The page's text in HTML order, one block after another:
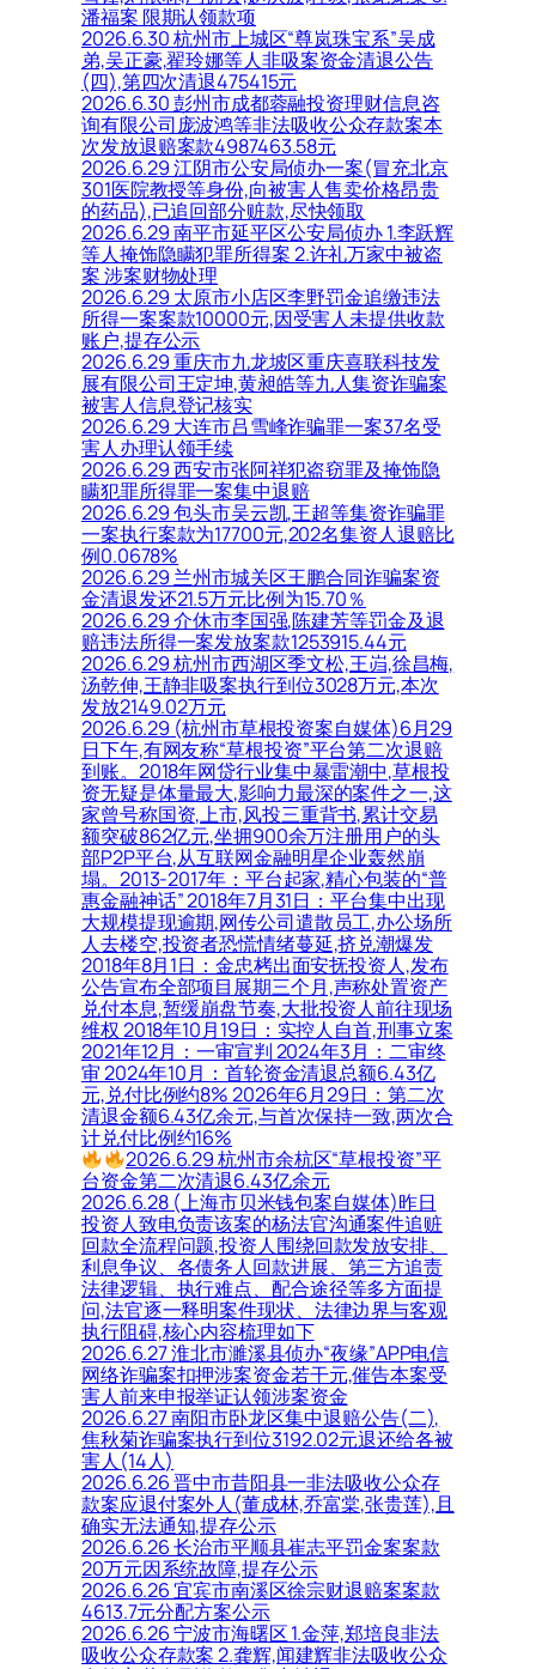
潘福案 限期认领款项
2026.6.30 杭州市上城区“尊岚珠宝系”吴成
弟,吴正豪,翟玲娜等人非吸案资金清退公告
(四),第四次清退475415元
2026.6.30 彭州市成都蓉融投资理财信息咨
询有限公司庞波鸿等非法吸收公众存款案本
次发放退赔案款4987463.58元
2026.6.29 江阴市公安局侦办一案(冒充北京
301医院教授等身份,向被害人售卖价格昂贵
的药品),已追回部分赃款,尽快领取
2026.6.29 南平市延平区公安局侦办 1.李跃辉
等人掩饰隐瞒犯罪所得案 2.许礼万家中被盗
案 涉案财物处理
2026.6.29 太原市小店区李野罚金追缴违法
所得一案案款10000元,因受害人未提供收款
账户,提存公示
2026.6.29 重庆市九龙坡区重庆喜联科技发
展有限公司王定坤,黄昶皓等九人集资诈骗案
被害人信息登记核实
2026.6.29 大连市吕雪峰诈骗罪一案37名受
害人办理认领手续
2026.6.29 西安市张阿祥犯盗窃罪及掩饰隐
瞒犯罪所得罪一案集中退赔
2026.6.29 包头市吴云凯,王超等集资诈骗罪
一案执行案款为17700元,202名集资人退赔比
例0.0678%
2026.6.29 兰州市城关区王鹏合同诈骗案资
金清退发还21.5万元比例为15.70％
2026.6.29 介休市李国强,陈建芳等罚金及退
赔违法所得一案发放案款1253915.44元
2026.6.29 杭州市西湖区季文松,王岿,徐昌梅,
汤乾伸,王静非吸案执行到位3028万元,本次
发放2149.02万元
2026.6.29 (杭州市草根投资案自媒体)6月29
日下午,有网友称“草根投资”平台第二次退赔
到账。2018年网贷行业集中暴雷潮中,草根投
资无疑是体量最大,影响力最深的案件之一,这
家曾号称国资,上市,风投三重背书,累计交易
额突破862亿元,坐拥900余万注册用户的头
部P2P平台,从互联网金融明星企业轰然崩
塌。2013-2017年：平台起家,精心包装的“普
惠金融神话” 2018年7月31日：平台集中出现
大规模提现逾期,网传公司遣散员工,办公场所
人去楼空,投资者恐慌情绪蔓延,挤兑潮爆发
2018年8月1日：金忠栲出面安抚投资人,发布
公告宣布全部项目展期三个月,声称处置资产
兑付本息,暂缓崩盘节奏,大批投资人前往现场
维权 2018年10月19日：实控人自首,刑事立案
2021年12月：一审宣判 2024年3月：二审终
审 2024年10月：首轮资金清退总额6.43亿
元,兑付比例约8% 2026年6月29日：第二次
清退金额6.43亿余元,与首次保持一致,两次合
计兑付比例约16%
2026.6.29 杭州市余杭区“草根投资”平
台资金第二次清退6.43亿余元
2026.6.28 (上海市贝米钱包案自媒体)昨日
投资人致电负责该案的杨法官沟通案件追赃
回款全流程问题,投资人围绕回款发放安排、
利息争议、各债务人回款进展、第三方追责
法律逻辑、执行难点、配合途径等多方面提
问,法官逐一释明案件现状、法律边界与客观
执行阻碍,核心内容梳理如下
2026.6.27 淮北市濉溪县侦办“夜缘”APP电信
网络诈骗案扣押涉案资金若干元,催告本案受
害人前来申报举证认领涉案资金
2026.6.27 南阳市卧龙区集中退赔公告(二),
焦秋菊诈骗案执行到位3192.02元退还给各被
害人(14人)
2026.6.26 晋中市昔阳县一非法吸收公众存
款案应退付案外人(董成林,乔富棠,张贵莲),且
确实无法通知,提存公示
2026.6.26 长治市平顺县崔志平罚金案案款
20万元因系统故障,提存公示
2026.6.26 宜宾市南溪区徐宗财退赔案案款
4613.7元分配方案公示
2026.6.26 宁波市海曙区 1.金萍,郑培良非法
吸收公众存款案 2.龚辉,闻建辉非法吸收公众